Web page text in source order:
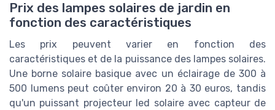
Prix des lampes solaires de jardin en
fonction des caractéristiques
Les prix peuvent varier en fonction des
caractéristiques et de la puissance des lampes solaires.
Une borne solaire basique avec un éclairage de 300 à
500 lumens peut coûter environ 20 à 30 euros, tandis
qu'un puissant projecteur led solaire avec capteur de